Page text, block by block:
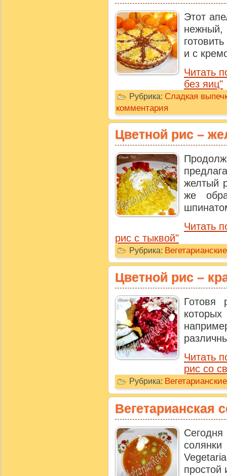
Этот
нежный,
и с
Читать
без яиц"
Рубрика: Сладкая
комментария
Цветной рис –
желтый
же
Читать
рис с тыквой"
Рубрика:
Цветной рис –
Готовя
Читать
рис со
Рубрика:
Вегетарианская
простой